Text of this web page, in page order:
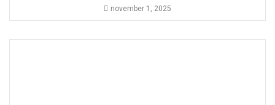
november 1, 2025